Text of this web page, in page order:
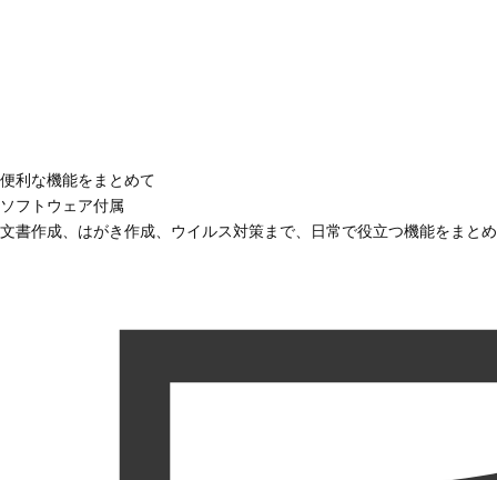
便利な機能をまとめて
ソフトウェア付属
文書作成、はがき作成、ウイルス対策まで、日常で役立つ機能をまと